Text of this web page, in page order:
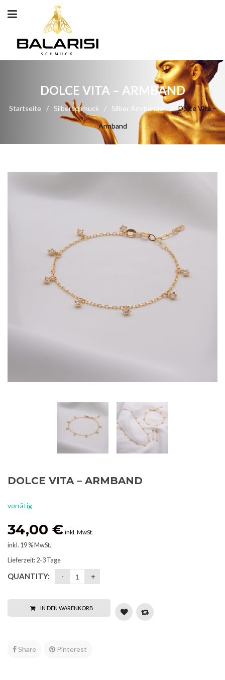
DOLCE VITA – ARMBAND
Startseite / Silberschmuck / Silber Armbänder Dolce Vita –
Armband
DOLCE VITA – ARMBAND
vorrätig
34,00 € inkl. MwSt.
inkl. 19 % MwSt.
Lieferzeit: 2-3 Tage
QUANTITY:
IN DEN WARENKORB
Share Pinterest